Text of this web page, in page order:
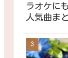
ラオケに
人気曲ま